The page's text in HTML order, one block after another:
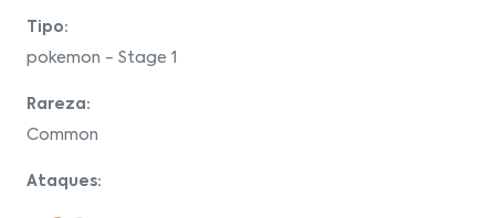
Tipo:
pokemon - Stage 1
Rareza:
Common
Ataques: